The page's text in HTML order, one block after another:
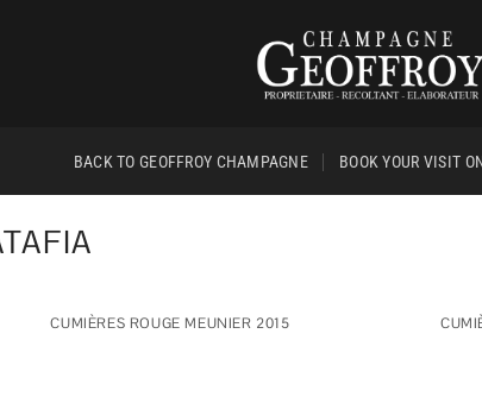
BACK TO GEOFFROY CHAMPAGNE BOOK YOUR VISIT
CUMIÈRES ROUGE MEUNIER 2015